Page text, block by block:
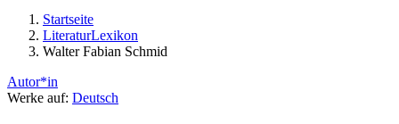
Startseite
LiteraturLexikon
Walter Fabian Schmid
Autor*in
Werke auf: Deutsch